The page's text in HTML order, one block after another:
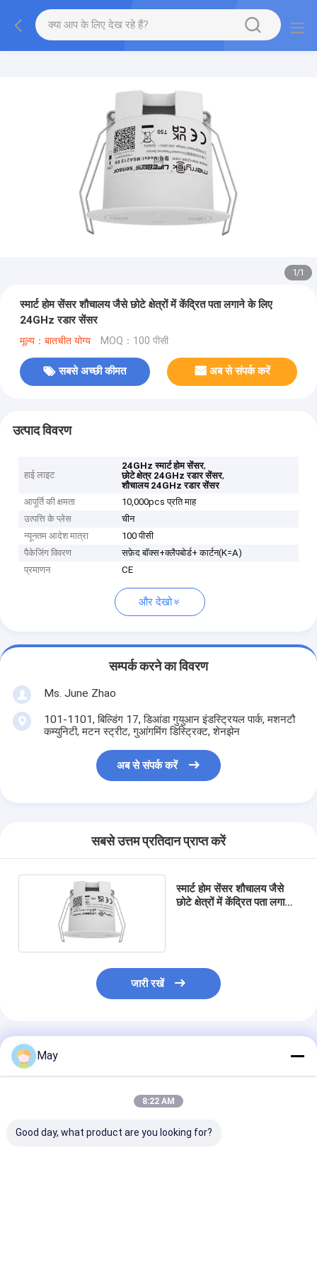
1/1
स्मार्ट होम सेंसर शौचालय जैसे छोटे क्षेत्रों में केंद्रित पता लगाने के लिए
24GHz रडार सेंसर
मूल्य：बातचीत योग्य MOQ：100 पीसी
सबसे अच्छी कीमत अब से संपर्क करें
उत्पाद विवरण
हाई लाइट
24GHz स्मार्ट होम सेंसर,
छोटे क्षेत्र 24GHz रडार सेंसर,
शौचालय 24GHz रडार सेंसर
आपूर्ति की क्षमता
10,000pcs प्रति माह
उत्पत्ति के प्लेस
चीन
न्यूनतम आदेश मात्रा
100 पीसी
पैकेजिंग विवरण
सफ़ेद बॉक्स+क्लैपबोर्ड+ कार्टन(K=A)
प्रमाणन
CE
और देखो
सम्पर्क करने का विवरण
Ms. June Zhao
101-1101, बिल्डिंग 17, डिआंडा गुयुआन इंडस्ट्रियल पार्क, मशनटौ
कम्युनिटी, मटन स्ट्रीट, गुआंगमिंग डिस्ट्रिक्ट, शेनझेन
अब से संपर्क करें
सबसे उत्तम प्रतिदान प्राप्त करें
स्मार्ट होम सेंसर शौचालय जैसे
छोटे क्षेत्रों में केंद्रित पता लगाने
जारी रखें
अनुशंसित उत्पाद
May
8:22 AM
Good day, what product are you looking for?